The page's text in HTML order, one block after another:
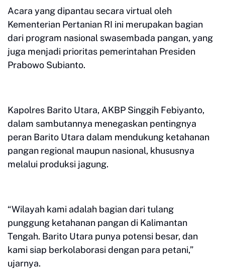
Acara yang dipantau secara virtual oleh
Kementerian Pertanian RI ini merupakan bagian
dari program nasional swasembada pangan, yang
juga menjadi prioritas pemerintahan Presiden
Prabowo Subianto.
Kapolres Barito Utara, AKBP Singgih Febiyanto,
dalam sambutannya menegaskan pentingnya
peran Barito Utara dalam mendukung ketahanan
pangan regional maupun nasional, khususnya
melalui produksi jagung.
“Wilayah kami adalah bagian dari tulang
punggung ketahanan pangan di Kalimantan
Tengah. Barito Utara punya potensi besar, dan
kami siap berkolaborasi dengan para petani,”
ujarnya.